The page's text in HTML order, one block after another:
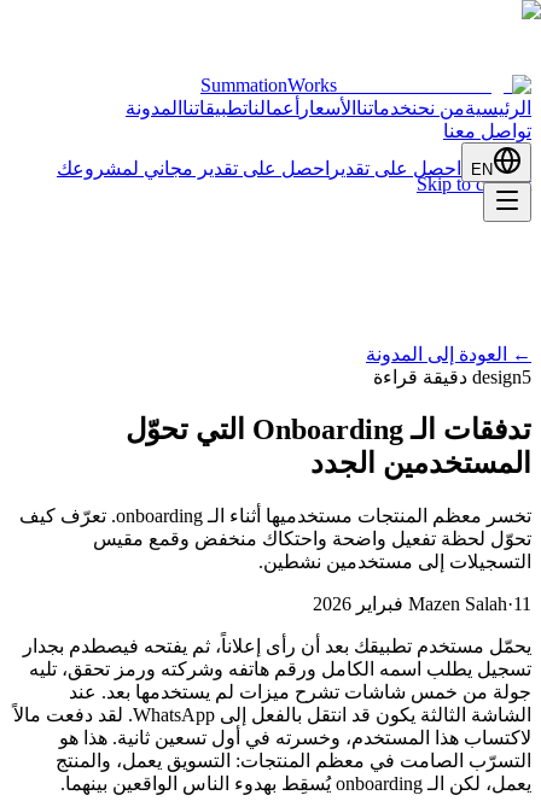
Skip to content
SummationWorks
الرئيسيةمن نحنخدماتنا الأسعار أعمالناتطبيقاتنا المدونة
تواصل معنا
EN احصل على تقدير احصل على تقدير مجاني لمشروعك
←
العودة إلى المدونة
design5 دقيقة قراءة
تدفقات الـ Onboarding التي تحوّل
المستخدمين الجدد
تخسر معظم المنتجات مستخدميها أثناء الـ onboarding. تعرّف كيف
تحوّل لحظة تفعيل واضحة واحتكاك منخفض وقمع مقيس
التسجيلات إلى مستخدمين نشطين.
Mazen Salah·11 فبراير 2026
يحمّل مستخدم تطبيقك بعد أن رأى إعلاناً، ثم يفتحه فيصطدم بجدار
تسجيل يطلب اسمه الكامل ورقم هاتفه وشركته ورمز تحقق، تليه
جولة من خمس شاشات تشرح ميزات لم يستخدمها بعد. عند
الشاشة الثالثة يكون قد انتقل بالفعل إلى WhatsApp. لقد دفعت مالاً
لاكتساب هذا المستخدم، وخسرته في أول تسعين ثانية. هذا هو
التسرّب الصامت في معظم المنتجات: التسويق يعمل، والمنتج
يعمل، لكن الـ onboarding يُسقِط بهدوء الناس الواقعين بينهما.